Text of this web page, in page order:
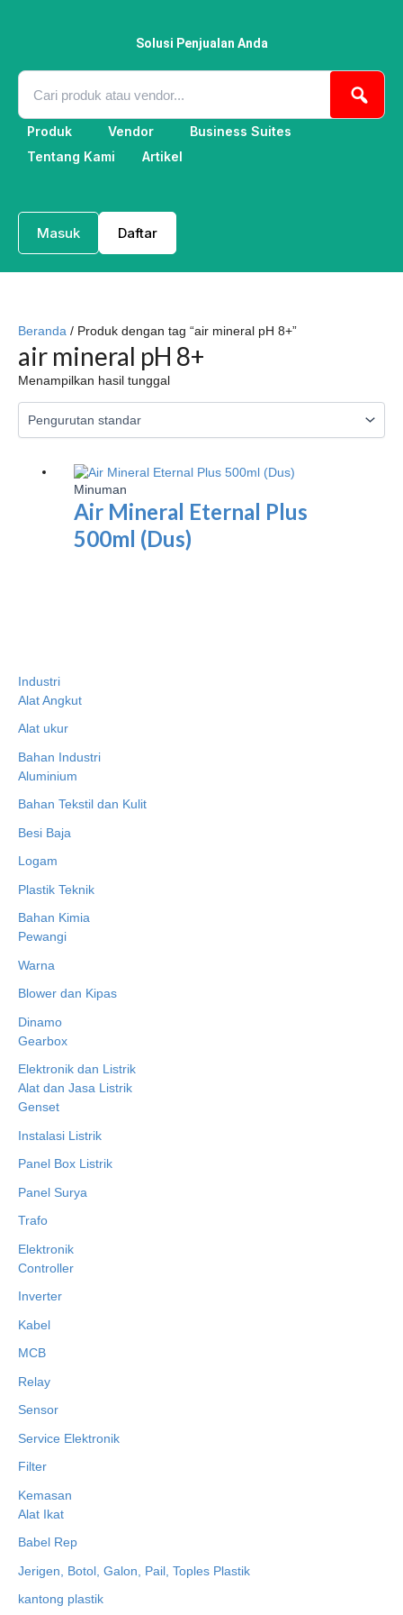
Solusi Penjualan Anda
Produk Vendor
Business Suites
Tentang Kami
Artikel
Masuk Daftar
Industri
Alat Angkut
Alat ukur
Bahan Industri
Aluminium
Bahan Tekstil dan Kulit
Besi Baja
Logam
Plastik Teknik
Bahan Kimia
Pewangi
Warna
Blower dan Kipas
Dinamo
Gearbox
Elektronik dan Listrik
Alat dan Jasa Listrik
Genset
Instalasi Listrik
Panel Box Listrik
Panel Surya
Trafo
Elektronik
Controller
Inverter
Kabel
MCB
Relay
Sensor
Service Elektronik
Filter
Kemasan
Alat Ikat
Babel Rep
Jerigen, Botol, Galon, Pail, Toples Plastik
kantong plastik
Beranda / Produk dengan tag “air mineral pH 8+”
air mineral pH 8+
Menampilkan hasil tunggal
Minuman
Air Mineral Eternal Plus
500ml (Dus)